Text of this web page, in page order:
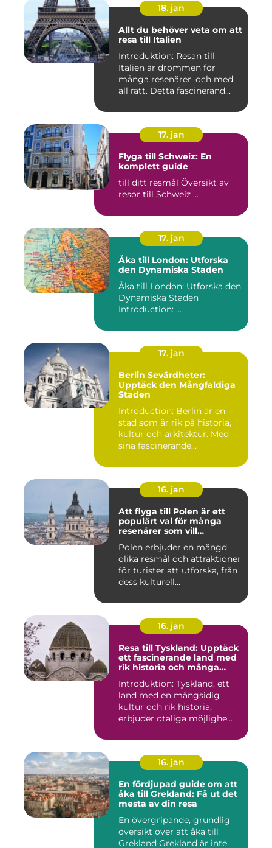
18. jan
Allt du behöver veta om att
resa till Italien
Introduktion: Resan till
Italien är drömmen för
många resenärer, och med
all rätt. Detta fascinerand...
17. jan
Flyga till Schweiz: En
komplett guide
till ditt resmål Översikt av
resor till Schweiz ...
17. jan
Åka till London: Utforska
den Dynamiska Staden
Åka till London: Utforska den
Dynamiska Staden
Introduction: ...
17. jan
Berlin Sevärdheter:
Upptäck den Mångfaldiga
Staden
Introduction: Berlin är en
stad som är rik på historia,
kultur och arkitektur. Med
sina fascinerande...
16. jan
Att flyga till Polen är ett
populärt val för många
resenärer som vill
och dess rika historia
Polen erbjuder en mängd
olika resmål och attraktioner
för turister att utforska, från
dess kulturell...
16. jan
Resa till Tyskland: Upptäck
ett fascinerande land med
rik historia och många
Introduktion: Tyskland, ett
land med en mångsidig
kultur och rik historia,
erbjuder otaliga möjlighe...
16. jan
En fördjupad guide om att
åka till Grekland: Få ut det
mesta av din resa
En övergripande, grundlig
översikt över att åka till
Grekland Grekland är inte